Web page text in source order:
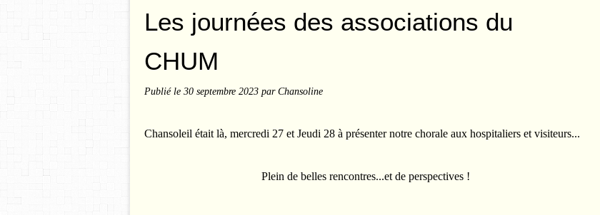
Les journées des associations du
CHUM
Publié le 30 septembre 2023 par Chansoline
Chansoleil était là, mercredi 27 et Jeudi 28 à présenter notre chorale aux hospitaliers et visiteurs...
Plein de belles rencontres...et de perspectives !